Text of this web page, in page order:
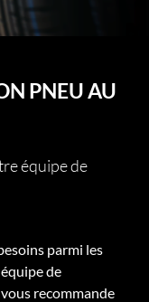
PNEU AU
équipe de
parmi les
de
recommande